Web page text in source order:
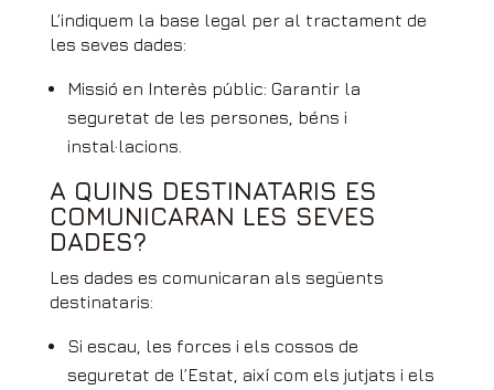
L’indiquem la base legal per al tractament de
les seves dades:
Missió en Interès públic: Garantir la
seguretat de les persones, béns i
instal·lacions.
A QUINS DESTINATARIS ES
COMUNICARAN LES SEVES
DADES?
Les dades es comunicaran als següents
destinataris:
Si escau, les forces i els cossos de
seguretat de l’Estat, així com els jutjats i els